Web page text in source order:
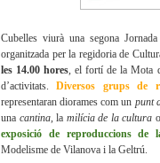
Cubelles viurà una segona
organitzada per la regidoria de
les 14.00 hores, el fortí de la Mota
d’activitats.Diversos grups de
representaran diorames com un punt
una cantina, la milícia de la cultura
exposició de reproduccions de
Modelisme de Vilanova i la Geltrú.